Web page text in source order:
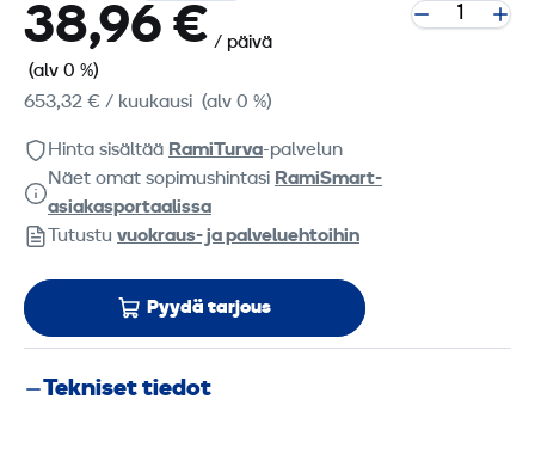
38,96 € / päivä
(alv 0 %)
653,32 € / kuukausi (alv 0 %)
Hinta sisältää RamiTurva-palvelun
Näet omat sopimushintasi RamiSmart-
asiakasportaalissa
Tutustu vuokraus- ja palveluehtoihin
Pyydä tarjous
Tekniset tiedot